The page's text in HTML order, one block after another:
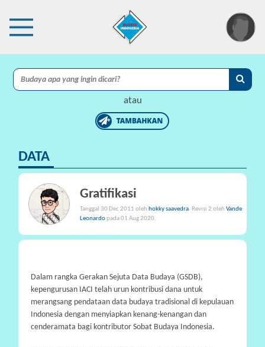
atau
×
I
P
r
o
t
e
k
s
A
R
T
DATA
Gratifikasi
Tanggal 30 Dec 2011 oleh hokky saavedra. Revisi 2 oleh Vande
Leonardo pada 01 Aug 2020.
Dalam rangka Gerakan Sejuta Data Budaya (GSDB),
kepengurusan IACI telah urun kontribusi dana untuk
merangsang pendataan data budaya tradisional di kepulauan
Indonesia dengan menyiapkan kenang-kenangan dan
cenderamata bagi kontributor Sobat Budaya Indonesia.